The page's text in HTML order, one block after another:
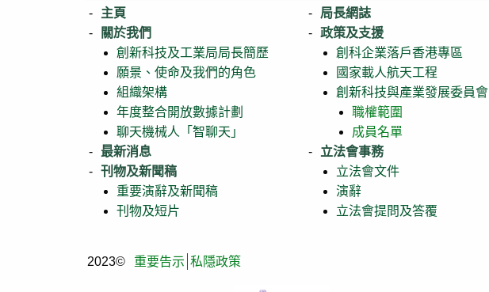
主頁
關於我們
創新科技及工業局局長簡歷
願景、使命及我們的角色
組織架構
年度整合開放數據計劃
聊天機械人「智聊天」
最新消息
刊物及新聞稿
重要演辭及新聞稿
刊物及短片
局長網誌
政策及支援
創科企業落戶香港專區
國家載人航天工程
創新科技與產業發展委員會
職權範圍
成員名單
立法會事務
立法會文件
演辭
立法會提問及答覆
2023© 重要告示 私隱政策